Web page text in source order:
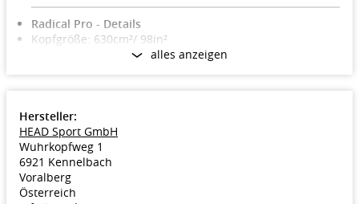
Radical Pro - Details
Kopfgröße: 630cm²/ 98in²
Gewicht: 315 Gramm (unbesaitet)
Besaitungsbild: 16x19
Technologien: Graphene 360+, Sound Grommets, Controll
Pattern
Griffband: Head HydroSorb Pro
Modell 2021/2022
Merkmale
alles anzeigen
Hersteller:
HEAD Sport GmbH
Wuhrkopfweg 1
6921 Kennelbach
Voralberg
Österreich